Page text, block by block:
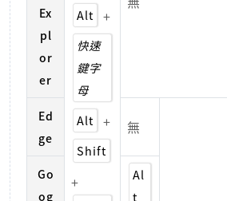
Ex
pl
or
er
Alt +
快速
鍵字
母
Alt
+
Shift
+
Ed
ge
無
Go
og
Al
t